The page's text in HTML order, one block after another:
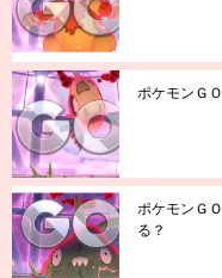
ポケモンＧ
ポケモンＧ
る？